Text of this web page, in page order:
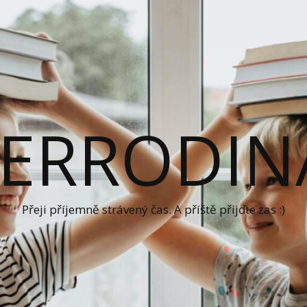
Přeji příjemně strávený čas. A příště přijďte zas :)